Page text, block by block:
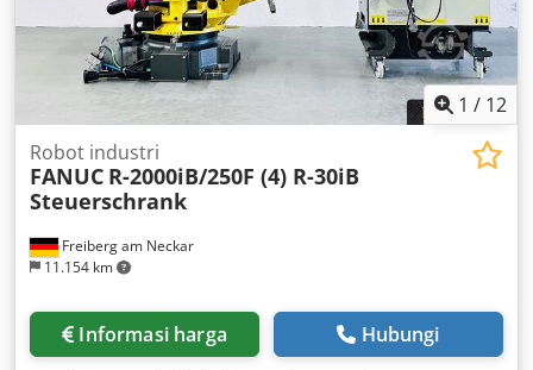
1 / 12
Freiberg am Neckar
11.154 km
Robot industri
FANUC R-2000iB/250F (4) R-30iB
Steuerschrank
Informasi harga Hubungi